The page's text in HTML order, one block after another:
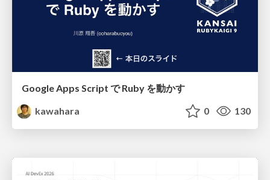
Google Apps Script で Ruby を動かす
kawahara
0 130